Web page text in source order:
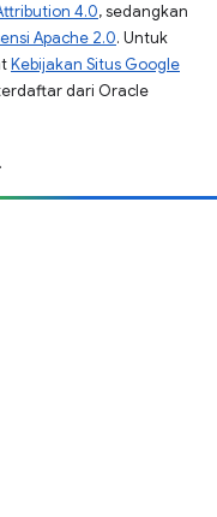
4.0, sedangkan
Apache 2.0. Untuk
Kebijakan Situs Google
dari Oracle